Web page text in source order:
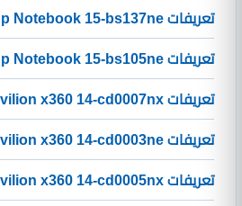
تعريفات Hp Notebook 15-bs137ne
تعريفات Hp Notebook 15-bs105ne
تعريفات Hp Pavilion x360 14-cd0007nx
تعريفات Hp Pavilion x360 14-cd0003ne
تعريفات Hp Pavilion x360 14-cd0005nx